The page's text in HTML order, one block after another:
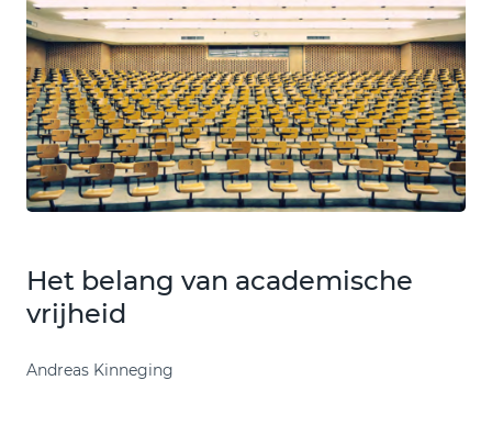
Het belang van academische
vrijheid
Andreas Kinneging